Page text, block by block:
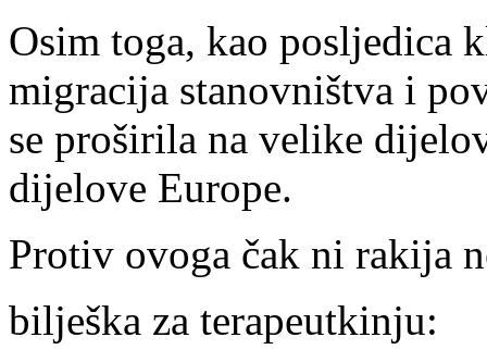
Osim toga, kao posljedica
migracija stanovništva i
se proširila na velike
dijelove Europe.
Protiv ovoga čak ni rakija
bilješka za terapeutkinju: